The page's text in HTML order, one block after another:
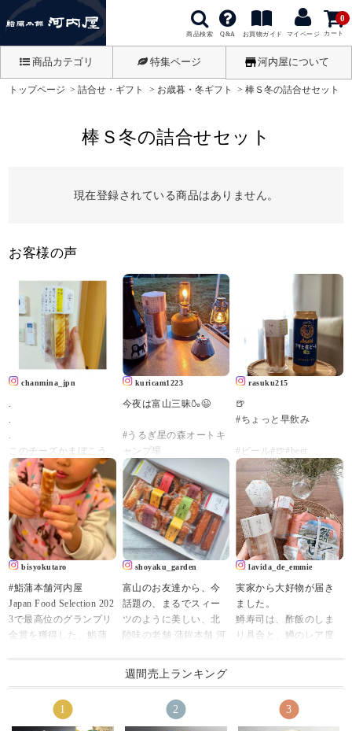
商品検索 Q&A お買物ガイド マイページ カート
0
商品カテゴリ 特集ページ 河内屋について
トップページ 詰合せ・ギフト お歳暮・冬ギフト 棒Ｓ冬の詰合せセット
棒Ｓ冬の詰合せセット
現在登録されている商品はありません。
お客様の声
chanmina_jpn
.
.
.
このチーズかまぼこう
めぇ。
こればっか食べてる( ˙༥˙
まじでおすすめ😋💚
.
.
河内屋の「棒S(ボウ
元祖スティックチーズ
🧀
(チーズかまぼこです)
北陸のお土産ロングセ
ラー👏
ん😚💚
通販でもあるみたい🙈
kuricam1223
今夜は富山三昧🍶😉
#うるぎ星の森オートキ
ャンプ場
#富山グルメ
#棒s
#幻の瀧
#能作
#立山のぐい呑
#ソロキャンプ
#コンパクトキャンプ
#ミニマムキャンプ
#ソロキャンプ飯
#feuerhand
#キャンプ好きな人と繋
がりたい
rasuku215
🍺
#ちょっと早飲み
#ビール#🍺#beer
#チーズステック
#アサヒ生ビール#黒生#
asahi#棒s#棒s元祖ステ
ィックチーズ #鮨蒲本舗
河内屋 #頂き物#練り製
品#暮らしのコト#暮ら
bisyokutaro
#鮨蒲本舗河内屋
Japan Food Selection 202
3で最高位のグランプリ
金賞を獲得した、鮨蒲
#元祖スティックチーズ
#富山湾しろえび
shoyaku_garden
富山のお友達から、今
話題の、まるでスィー
ツのように美しい、北
陸味の老舗 蒲鉾本舗 河
秋季限定創作かまぼこ
詰め合わせ 【秋の実
をいただきました😊
lavida_de_emmie
実家から大好物が届き
ました。
鱒寿司は、酢飯のしま
り具合と、鱒のレア度
アで肉厚、なタイプが
大好きです。
週間売上ランキング